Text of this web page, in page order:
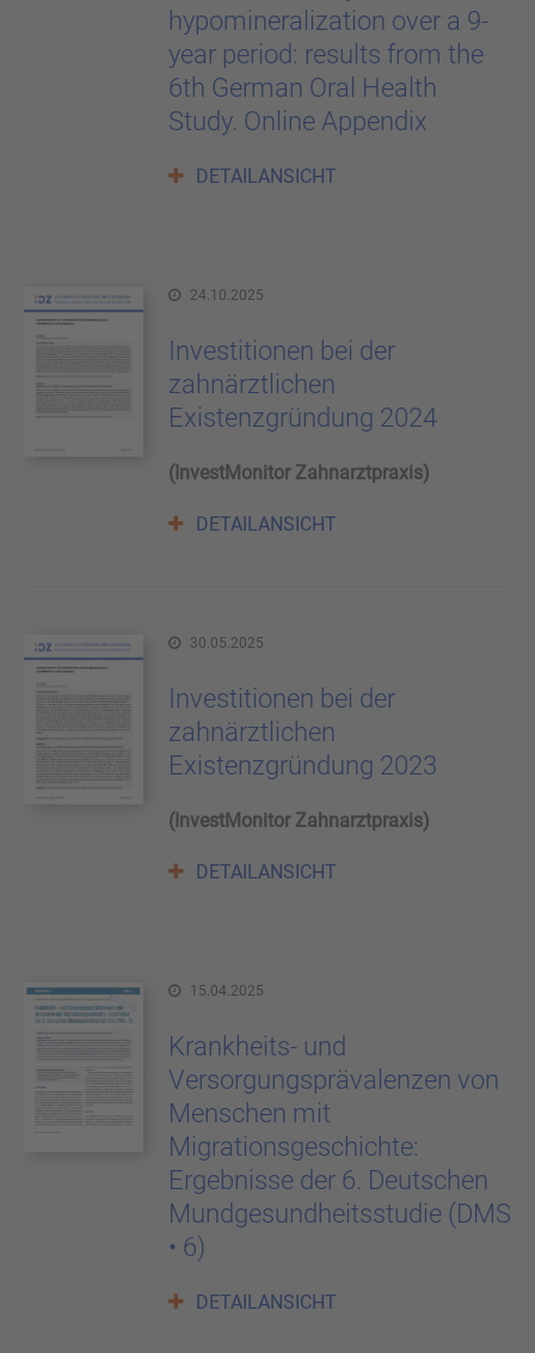
hypomineralization over a 9-
year period: results from the
6th German Oral Health
Study. Online Appendix
DETAILANSICHT
24.10.2025
Investitionen bei der
zahnärztlichen
Existenzgründung 2024
(InvestMonitor Zahnarztpraxis)
DETAILANSICHT
30.05.2025
Investitionen bei der
zahnärztlichen
Existenzgründung 2023
(InvestMonitor Zahnarztpraxis)
DETAILANSICHT
15.04.2025
Krankheits- und
Versorgungsprävalenzen von
Menschen mit
Migrationsgeschichte:
Ergebnisse der 6. Deutschen
Mundgesundheitsstudie (DMS
• 6)
DETAILANSICHT